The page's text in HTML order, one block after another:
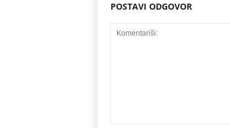
POSTAVI ODGOVOR